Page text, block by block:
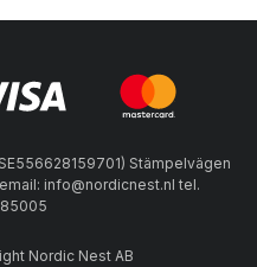
Stämpelvägen
info@nordicnest.nl tel.
Nordic Nest AB